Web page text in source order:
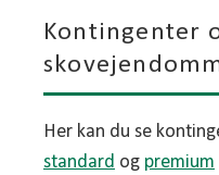
Kontingenter
Her kan du se
standard og premium